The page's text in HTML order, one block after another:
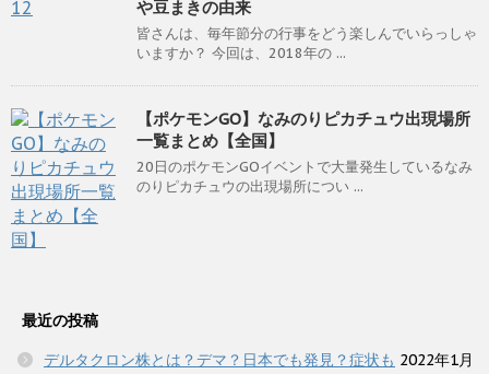
や豆まきの由来
皆さんは、毎年節分の行事をどう楽しんでいらっしゃ
いますか？ 今回は、2018年の ...
【ポケモンGO】なみのりピカチュウ出現場所
一覧まとめ【全国】
20日のポケモンGOイベントで大量発生しているなみ
のりピカチュウの出現場所につい ...
最近の投稿
デルタクロン株とは？デマ？日本でも発見？症状も 2022年1月